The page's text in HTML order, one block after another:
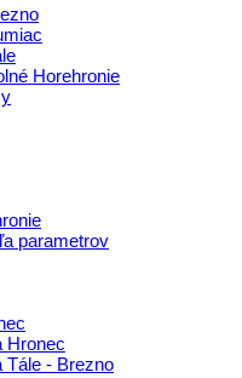
Horehronie
parametrov
Hronec
Tále - Brezno